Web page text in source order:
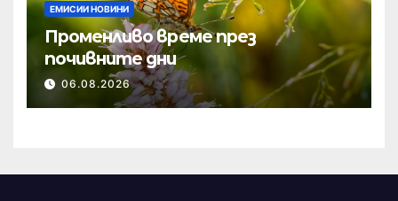
ЕМИСИИ НОВИНИ
Променливо време през
почивните дни
06.08.2026